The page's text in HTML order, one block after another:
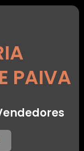
PAIVA